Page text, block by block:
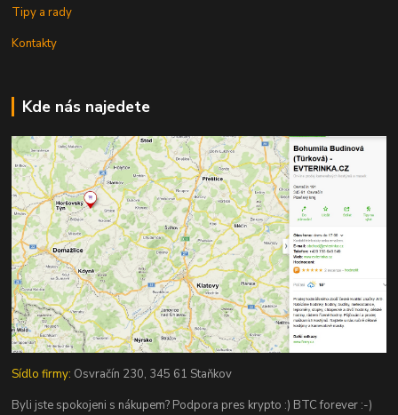
Tipy a rady
Kontakty
Kde nás najedete
Sídlo firmy: Osvračín 230, 345 61 Staňkov
Byli jste spokojeni s nákupem? Podpora pres krypto :) BTC forever :-)